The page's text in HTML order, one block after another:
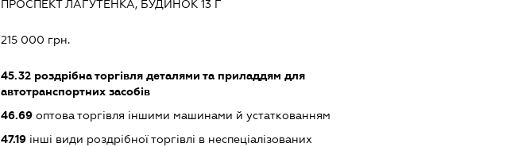
ПРОСПЕКТ ЛАГУТЕНКА, БУДИНОК 13 Г
215 000 грн.
45.32роздрібна торгівля деталями та приладдям для
автотранспортних засобів
46.69оптова торгівля іншими машинами й устаткованням
47.19інші види роздрібної торгівлі в неспеціалізованих